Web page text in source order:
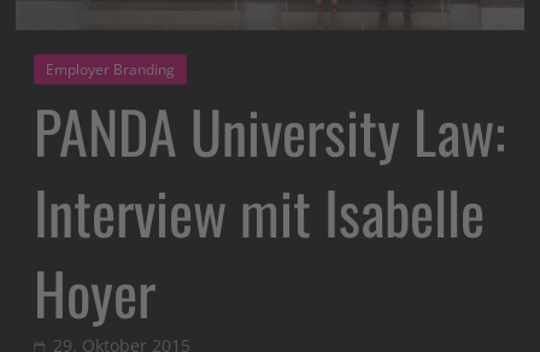
Employer Branding
PANDA University Law:
Interview mit Isabelle
Hoyer
29. Oktober 2015